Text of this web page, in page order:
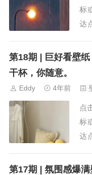
标
达
小
第18期 | 巨好看壁
干杯，你随意。
Eddy 4年前
点
标
达
小
第17期 | 氛围感爆